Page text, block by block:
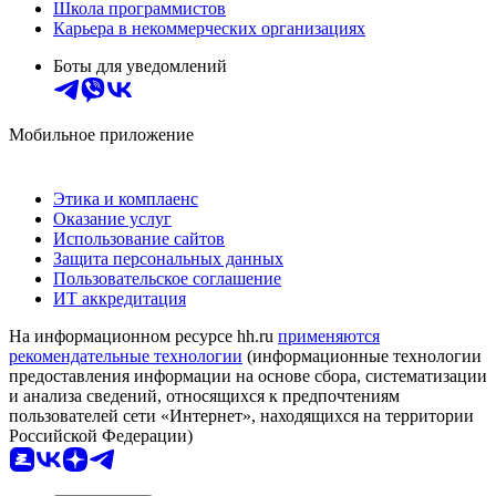
Школа программистов
Карьера в некоммерческих организациях
Боты для уведомлений
Мобильное приложение
Этика и комплаенс
Оказание услуг
Использование сайтов
Защита персональных данных
Пользовательское соглашение
ИТ аккредитация
На информационном ресурсе hh.ru применяются
рекомендательные технологии (информационные технологии
предоставления информации на основе сбора, систематизации
и анализа сведений, относящихся к предпочтениям
пользователей сети «Интернет», находящихся на территории
Российской Федерации)